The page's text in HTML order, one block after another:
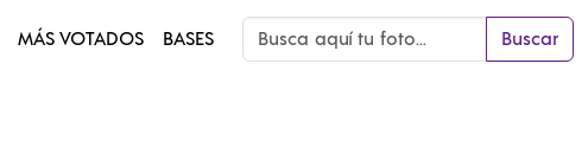
MÁS VOTADOS BASES Buscar